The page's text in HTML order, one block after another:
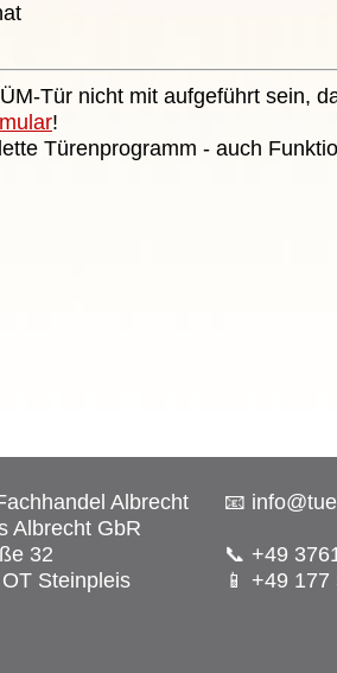
Tür nicht mit aufgeführt sein,
!
Türenprogramm - auch
Albrecht
Albrecht GbR
32
Steinpleis
📧
📞 +49
📱 +49